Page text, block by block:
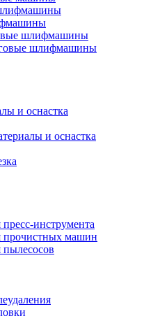
шлифмашины
шлифмашины
и оснастка
и оснастка
инструмента
прочистных машин
пылесосов